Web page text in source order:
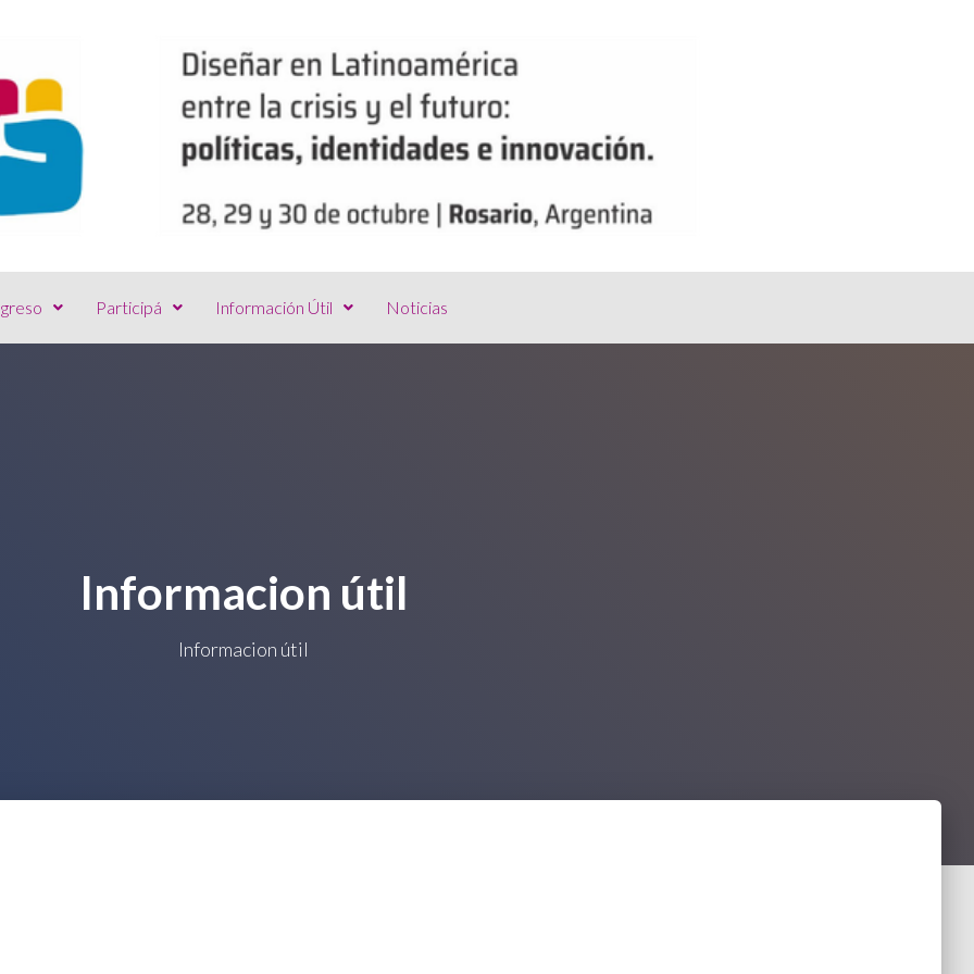
Participá Información Útil Noticias
Informacion útil
Informacion útil